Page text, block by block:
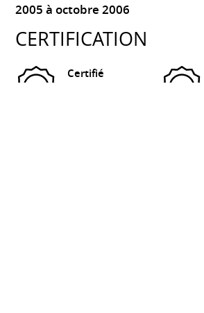
2005 à octobre 2006
CERTIFICATION
Certifié